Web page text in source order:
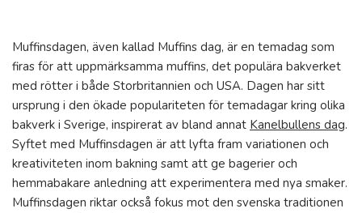
Muffinsdagen, även kallad Muffins dag, är en temadag som
firas för att uppmärksamma muffins, det populära bakverket
med rötter i både Storbritannien och USA. Dagen har sitt
ursprung i den ökade populariteten för temadagar kring olika
bakverk i Sverige, inspirerat av bland annat Kanelbullens dag.
Syftet med Muffinsdagen är att lyfta fram variationen och
kreativiteten inom bakning samt att ge bagerier och
hemmabakare anledning att experimentera med nya smaker.
Muffinsdagen riktar också fokus mot den svenska traditionen